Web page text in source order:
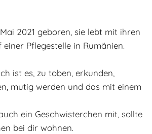
2021 geboren, sie lebt mit ihren
Pflegestelle in Rumänien.
ist es, zu toben, erkunden,
mutig werden und das mit einem
ein Geschwisterchen mit, sollte
bei dir wohnen.